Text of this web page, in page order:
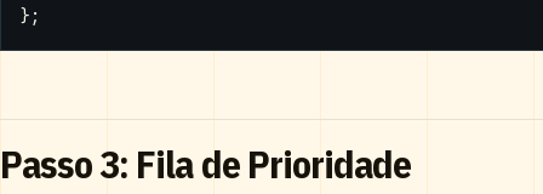
};
Passo 3: Fila de Prioridade